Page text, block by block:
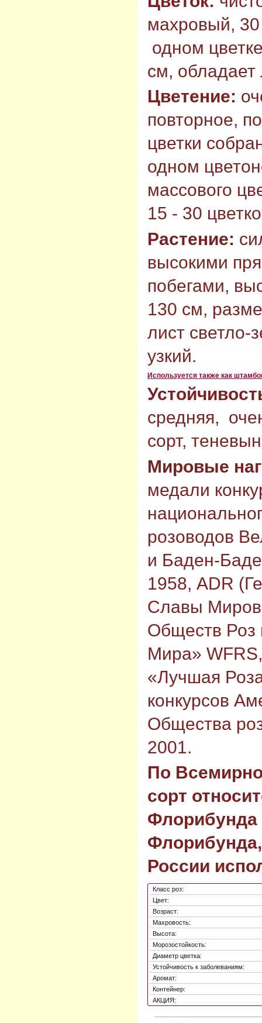
махровый,
одном
см, обладает
Цветение:
повторное,
цветки
одном
массового
15 - 30
Растение:
высокими
побегами,
130 см,
лист светло-
узкий.
Используется также как
средняя,
сорт,
Мировые
медали
розоводов
и Баден-
1958, ADR
Славы
Обществ Роз
Мира»
«Лучшая
конкурсов
Общества
2001.
По
сорт
России
Класс роз:
Цвет:
Возраст:
Махровость:
Высота:
Морозостойкость:
Диаметр цветка:
Устойчивость к заболеваниям:
Аромат:
Контейнер:
АКЦИЯ: